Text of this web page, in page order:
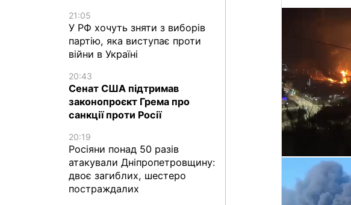
21:05
У РФ хочуть зняти з виборів
партію, яка виступає проти
війни в Україні
20:43
Сенат США підтримав
законопроєкт Грема про
санкції проти Росії
20:19
Росіяни понад 50 разів
атакували Дніпропетровщину:
двоє загиблих, шестеро
постраждалих